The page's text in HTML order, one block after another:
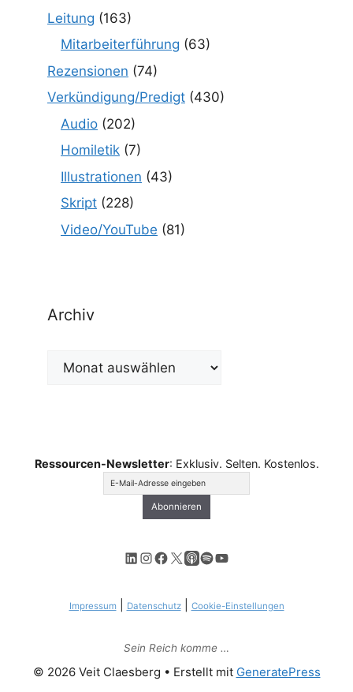
Leitung (163)
Mitarbeiterführung (63)
Rezensionen (74)
Verkündigung/Predigt (430)
Audio (202)
Homiletik (7)
Illustrationen (43)
Skript (228)
Video/YouTube (81)
Archiv
Archiv
Ressourcen-Newsletter: Exklusiv. Selten. Kostenlos.
LinkedIn
Instagram
Facebook
X Apple Podcasts
Spotify
YouTube
Impressum| Datenschutz| Cookie-Einstellungen
Sein Reich komme …
© 2026 Veit Claesberg • Erstellt mit GeneratePress